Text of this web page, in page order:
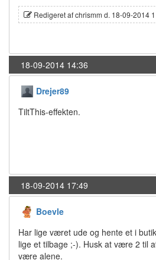
Redigeret af chrismm d. 18-09-2014
18-09-2014 14:36
Drejer89
TiltThis-effekten.
18-09-2014 17:49
Boevle
Har lige været ude og hente et i
lige et tilbage ;-). Husk at være 2 til
være alene.